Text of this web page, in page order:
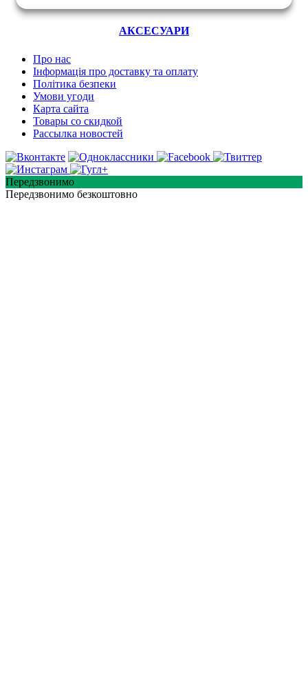
АКСЕСУАРИ
Про нас
Інформація про доставку та оплату
Політика безпеки
Умови угоди
Карта сайта
Товары со скидкой
Рассылка новостей
Передзвонимо
Передзвонимо безкоштовно